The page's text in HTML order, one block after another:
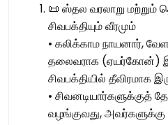
📜 ஸ்தல வரலாறு
சிவபக்தியும் வீரமும்
• கலிக்காம நாயனார்,
தலைவராக (ஏயர்கோன்)
சிவபக்தியில் தீவிரமாக
•
வழங்குவது,